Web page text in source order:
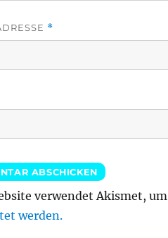
*
verwendet Akismet,
werden.